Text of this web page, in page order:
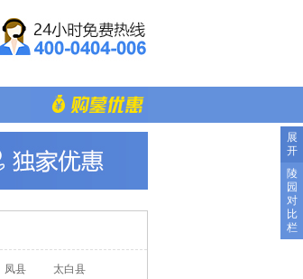
凤县 太白县
展
开
陵
园
对
比
栏